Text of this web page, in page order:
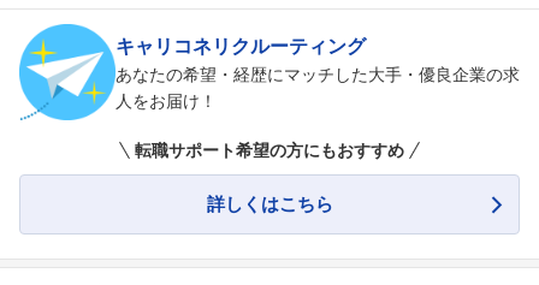
キャリコネリクルーティング
あなたの希望・経歴にマッチした大手・優良企業の求
人をお届け！
転職サポート希望の方にもおすすめ
詳しくはこちら